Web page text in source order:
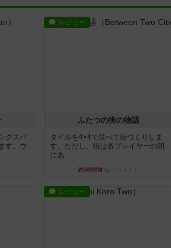
グスパ
す。ウ
レビュー
ふたつの街の物語
タイルを4×4で並べて街づくりしま
す。ただし、街は各プレイヤーの間
にあ...
約5時間前 by ジェイとと
レビュー